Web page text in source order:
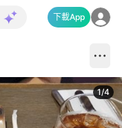
下載App
1/4